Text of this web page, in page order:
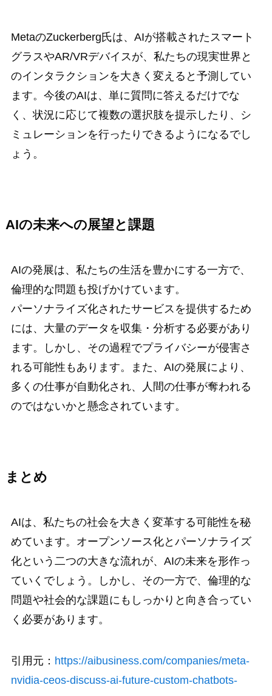
MetaのZuckerberg氏は、AIが搭載されたスマート
グラスやAR/VRデバイスが、私たちの現実世界と
のインタラクションを大きく変えると予測してい
ます。今後のAIは、単に質問に答えるだけでな
く、状況に応じて複数の選択肢を提示したり、シ
ミュレーションを行ったりできるようになるでし
ょう。
AIの未来への展望と課題
AIの発展は、私たちの生活を豊かにする一方で、
倫理的な問題も投げかけています。
パーソナライズ化されたサービスを提供するため
には、大量のデータを収集・分析する必要があり
ます。しかし、その過程でプライバシーが侵害さ
れる可能性もあります。また、AIの発展により、
多くの仕事が自動化され、人間の仕事が奪われる
のではないかと懸念されています。
まとめ
AIは、私たちの社会を大きく変革する可能性を秘
めています。オープンソース化とパーソナライズ
化という二つの大きな流れが、AIの未来を形作っ
ていくでしょう。しかし、その一方で、倫理的な
問題や社会的な課題にもしっかりと向き合ってい
く必要があります。
引用元： https://aibusiness.com/companies/meta-
nvidia-ceos-discuss-ai-future-custom-chatbots-